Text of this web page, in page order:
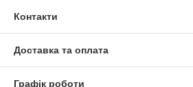
Контакти
Доставка та оплата
Графік роботи